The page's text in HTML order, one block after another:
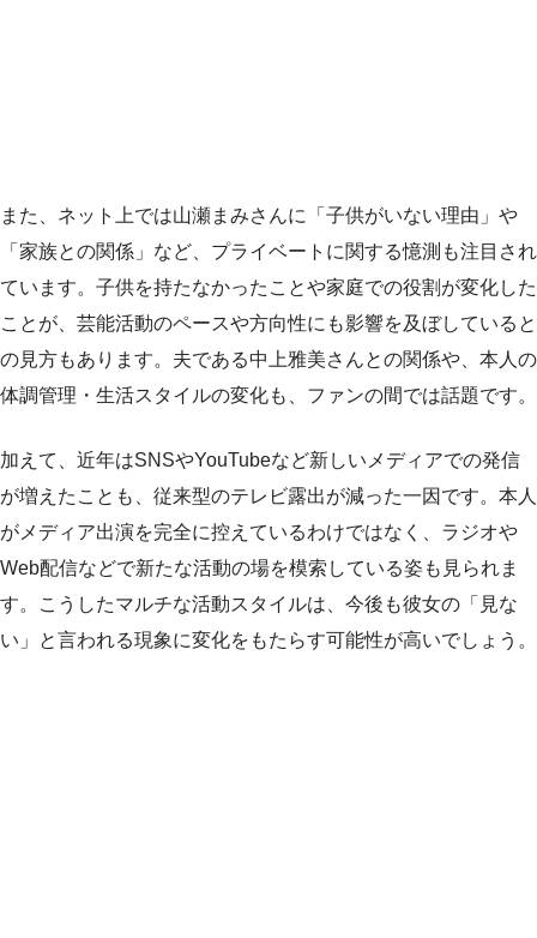
また、ネット上では山瀬まみさんに「子供がいない理由」や
「家族との関係」など、プライベートに関する憶測も注目され
ています。子供を持たなかったことや家庭での役割が変化した
ことが、芸能活動のペースや方向性にも影響を及ぼしていると
の見方もあります。夫である中上雅美さんとの関係や、本人の
体調管理・生活スタイルの変化も、ファンの間では話題です。
加えて、近年はSNSやYouTubeなど新しいメディアでの発信
が増えたことも、従来型のテレビ露出が減った一因です。本人
がメディア出演を完全に控えているわけではなく、ラジオや
Web配信などで新たな活動の場を模索している姿も見られま
す。こうしたマルチな活動スタイルは、今後も彼女の「見な
い」と言われる現象に変化をもたらす可能性が高いでしょう。